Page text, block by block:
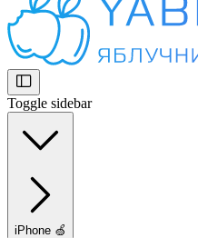
Toggle sidebar
iPhone 🍏